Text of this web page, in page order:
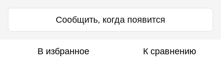
Сообщить, когда появится
В избранное К сравнению